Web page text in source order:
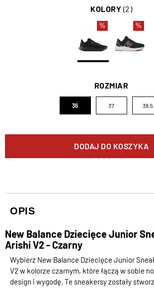
KOLORY (2)
% %
ROZMIAR
36 37 38,5
DODAJ DO KOSZYKA
OPIS
New Balance Dziecięce Junior
Arishi V2 - Czarny
Wybierz New Balance Dziecięce Junior
V2 w kolorze czarnym, które łączą w sobie
design i wygodę. Te sneakersy zostały